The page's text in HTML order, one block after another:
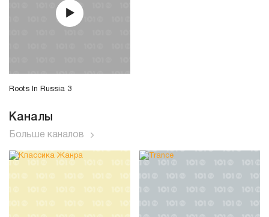
Roots In Russia 3
Каналы
Больше каналов